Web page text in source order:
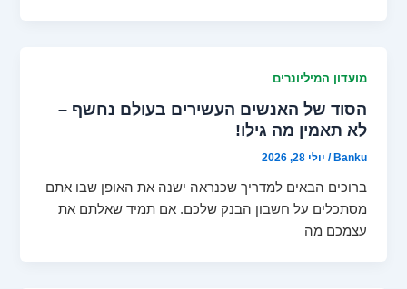
מועדון המיליונרים
הסוד של האנשים העשירים בעולם נחשף –
לא תאמין מה גילו!
Banku
/ יולי 28, 2026
ברוכים הבאים למדריך שכנראה ישנה את האופן שבו אתם
מסתכלים על חשבון הבנק שלכם. אם תמיד שאלתם את
עצמכם מה